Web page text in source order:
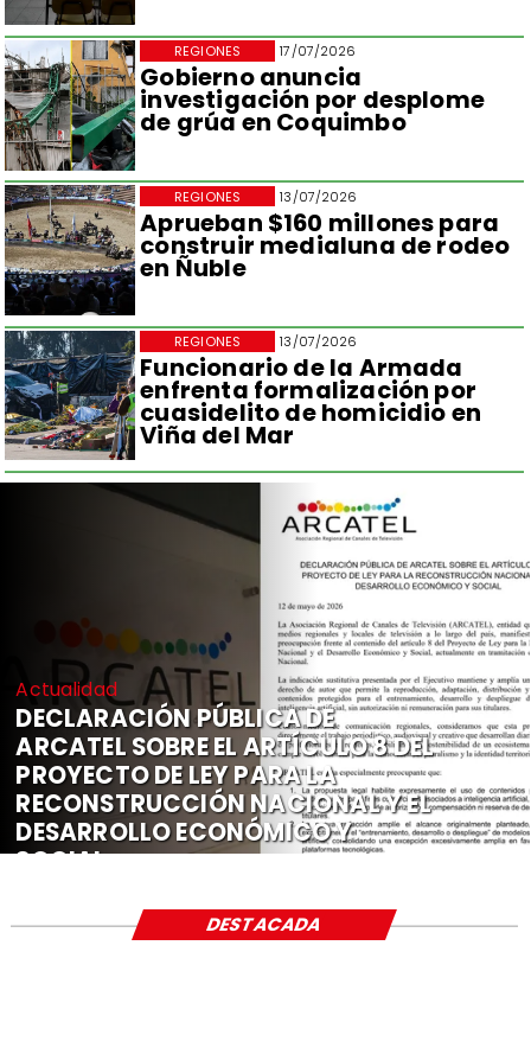
17/07/2026
Gobierno anuncia
investigación por desplome
de grúa en Coquimbo
REGIONES
13/07/2026
Aprueban $160 millones para
construir medialuna de rodeo
en Ñuble
REGIONES
13/07/2026
Funcionario de la Armada
enfrenta formalización por
cuasidelito de homicidio en
Viña del Mar
REGIONES
Actualidad
DECLARACIÓN PÚBLICA DE
ARCATEL SOBRE EL ARTÍCULO 8 DEL
PROYECTO DE LEY PARA LA
RECONSTRUCCIÓN NACIONAL Y EL
DESARROLLO ECONÓMICO Y
SOCIAL
DESTACADA